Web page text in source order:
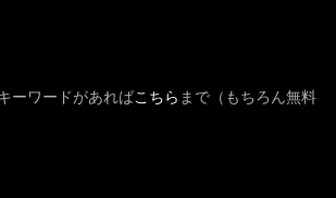
ーワードがあればこちら まで（もちろん無料